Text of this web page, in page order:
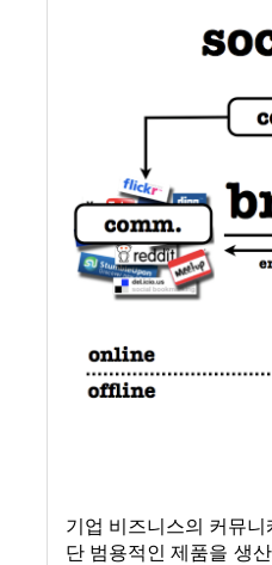
기업 비즈니스의 커뮤
단 범용적인 제품을 생